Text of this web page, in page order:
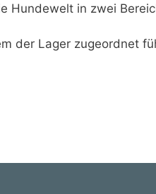
Hundewelt in zwei
der Lager zugeordnet